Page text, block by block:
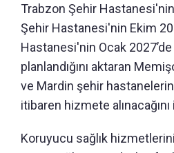
Trabzon Şehir Hastanesi'nin
Şehir Hastanesi'nin Ekim
Hastanesi'nin Ocak 2027’de
planlandığını aktaran
ve Mardin şehir
itibaren hizmete
Koruyucu sağlık